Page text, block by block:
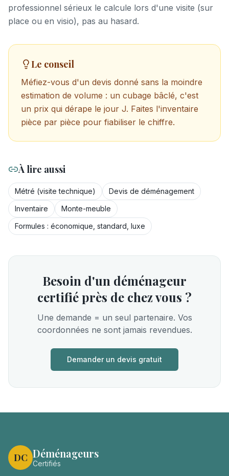
professionnel sérieux le calcule lors d'une visite (sur
place ou en visio), pas au hasard.
Le conseil
Méfiez-vous d'un devis donné sans la moindre
estimation de volume : un cubage bâclé, c'est
un prix qui dérape le jour J. Faites l'inventaire
pièce par pièce pour fiabiliser le chiffre.
À lire aussi
Métré (visite technique)
Devis de déménagement
Inventaire
Monte-meuble
Formules : économique, standard, luxe
Besoin d'un déménageur
certifié près de chez vous ?
Une demande = un seul partenaire. Vos
coordonnées ne sont jamais revendues.
Demander un devis gratuit
DC Déménageurs
Certifiés